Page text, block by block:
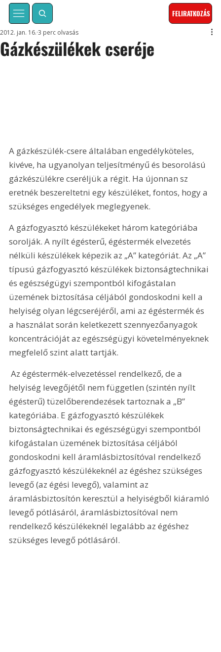
FELIRATKOZÁS
Gázkészülékek cseréje
2012. jan. 16. 3 perc olvasás
A gázkészülék-csere általában engedélyköteles,
kivéve, ha ugyanolyan teljesítményű és besorolású
gázkészülékre cseréljük a régit. Ha újonnan sz
eretnék beszereltetni egy készüléket, fontos, hogy a
szükséges engedélyek meglegyenek.
A gázfogyasztó készülékeket három kategóriába
sorolják. A nyílt égésterű, égéstermék elvezetés
nélküli készülékek képezik az „A” kategóriát. Az „A”
típusú gázfogyasztó készülékek biztonságtechnikai
és egészségügyi szempontból kifogástalan
üzemének biztosítása céljából gondoskodni kell a
helyiség olyan légcseréjéről, ami az égéstermék és
a használat során keletkezett szennyezőanyagok
koncentrációját az egészségügyi követelményeknek
megfelelő szint alatt tartják.
Az égéstermék-elvezetéssel rendelkező, de a
helyiség levegőjétől nem független (szintén nyílt
égésterű) tüzelőberendezések tartoznak a „B”
kategóriába. E gázfogyasztó készülékek
biztonságtechnikai és egészségügyi szempontból
kifogástalan üzemének biztosítása céljából
gondoskodni kell áramlásbiztosítóval rendelkező
gázfogyasztó készülékeknél az égéshez szükséges
levegő (az égési levegő), valamint az
áramlásbiztosítón keresztül a helyiségből kiáramló
levegő pótlásáról, áramlásbiztosítóval nem
rendelkező készülékeknél legalább az égéshez
szükséges levegő pótlásáról.